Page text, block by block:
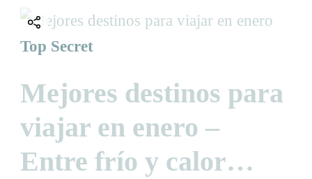
Top Secret
Mejores destinos para
viajar en enero –
Entre frío y calor…